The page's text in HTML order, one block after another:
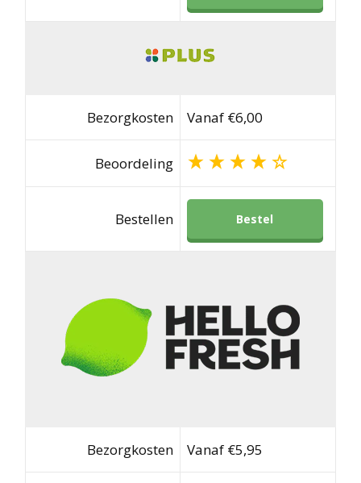
Bezorgkosten Vanaf €6,00
Beoordeling
Bestellen Bestel
Bezorgkosten Vanaf €5,95